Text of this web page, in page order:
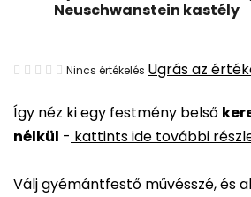
Így néz ki egy festmény belső
nélkül - kattints ide további
Válj gyémántfestő művésszé, és
Neuschwanstein kastély
A
átlagos
értékelése
ből
Nincs értékelés Ugrás az